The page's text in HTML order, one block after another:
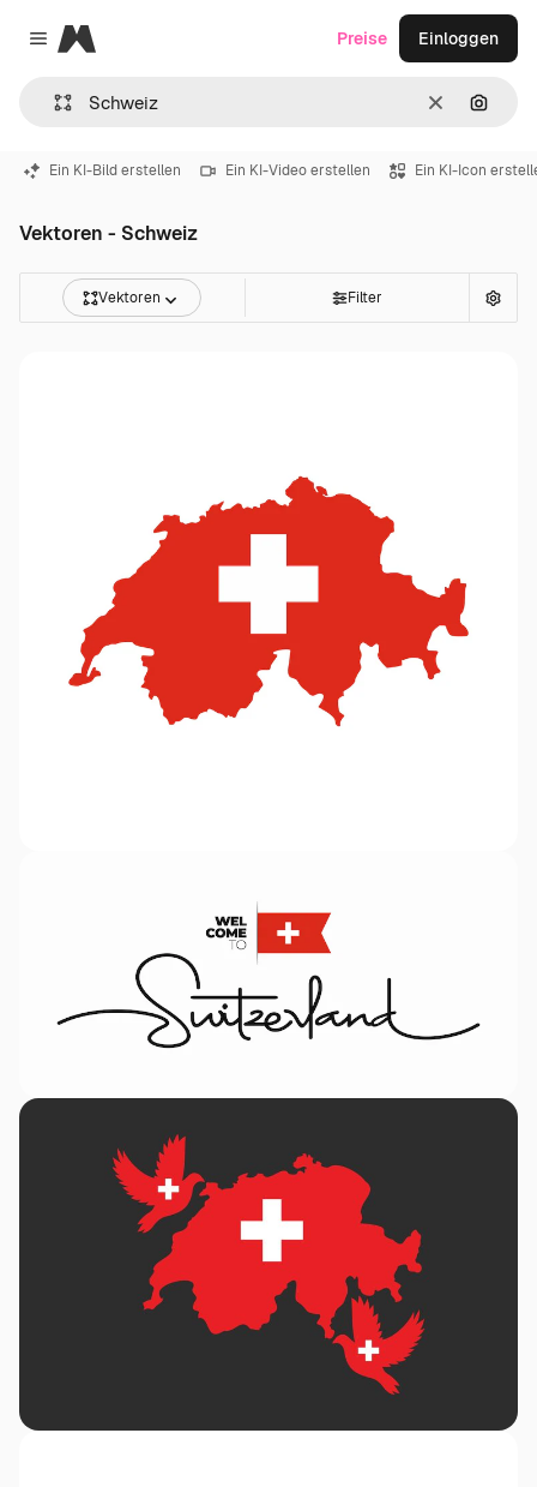
Close menu
Magnific
LöschenNach
Preise Einloggen
Ein KI-Bild erstellen Ein KI-Video erstellen Ein KI-Icon
Vektoren - Schweiz
Vektoren Filter